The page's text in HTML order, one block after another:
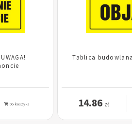
Do koszyka
Tablica
14.86 zł